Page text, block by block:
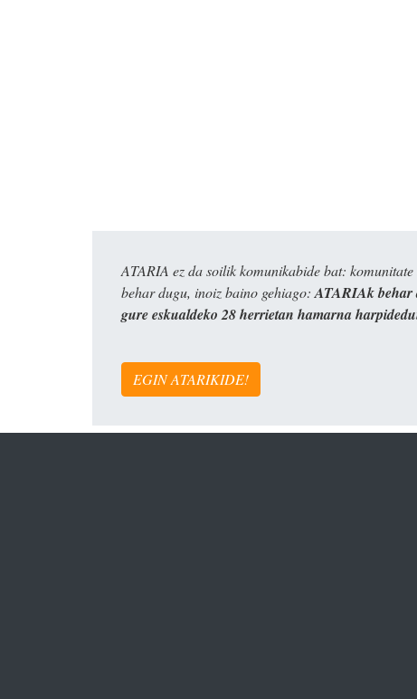
ATARIA ez da soilik komunikabide bat:
behar dugu, inoiz baino gehiago: ATARIAk behar
gure eskualdeko 28 herrietan hamarna
EGIN ATARIKIDE!